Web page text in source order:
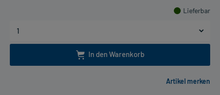
Lieferbar
In den Warenkorb